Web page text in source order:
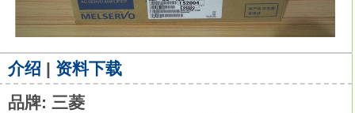
介绍 | 资料下载
品牌: 三菱